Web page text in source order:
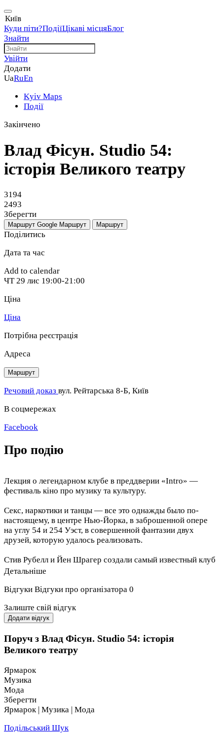
Київ
Куди піти?ПодіїЦікаві місцяБлог
Знайти
Увійти
Додати
UaRuEn
Kyiv Maps
Події
Закінчено
Влад Фісун. Studio 54:
історія Великого театру
3194
2493
Зберегти
Маршрут Google Маршрут Маршрут
Поділитись
Дата та час
Add to calendar
ЧТ 29 лис 19:00-21:00
Ціна
Ціна
Потрібна реєстрація
Адреса
Маршрут
Речовий доказ вул. Рейтарська 8-Б, Київ
В соцмережах
Facebook
Про подію
Лекция о легендарном клубе в преддверии «Intro» —
фестиваль кіно про музику та культуру.
Секс, наркотики и танцы — все это однажды было по-
настоящему, в центре Нью-Йорка, в заброшенной опере
на углу 54 и 254 Уэст, в совершенной фантазии двух
друзей, которую удалось реализовать.
Стив Рубелл и Йен Шрагер создали самый известный клуб
в истории ночного энтертеймента, с 4 тоннами блесток на
будущими легендами диджеинга в рубке и
диванах и в персональных ложах.
позаимствовать за почти 10 лет существования, чем
обернулся для его владельцев, как повлиял на его
посетителей и тех, кто мечтал пройти сквозь заветные
двери. Поговорим и обсудим этот феномен.
Лектор: Влад Фисун
Журналист, диджей, радиоведущий.
Вход свободный. Обязательная регистрация.
Детальніше
Відгуки Відгуки про організатора 0
Залиште свій відгук
Додати відгук
Поруч з Влад Фісун. Studio 54: історія
Великого театру
Ярмарок
Музика
Мода
Зберегти
Ярмарок | Музика | Мода
Подільський Шук